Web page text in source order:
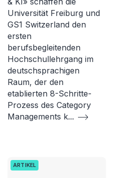
Universität Freiburg und
GS1 Switzerland den
ersten
berufsbegleitenden
Hochschullehrgang im
deutschsprachigen
Raum, der den
etablierten 8-Schritte-
Prozess des Category
Managements k...
ARTIKEL